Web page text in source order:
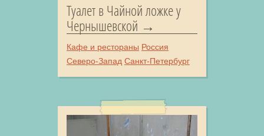
Туалет в Чайной ложке у
Чернышевской
Кафе и рестораны Россия
Северо-Запад Санкт-Петербург